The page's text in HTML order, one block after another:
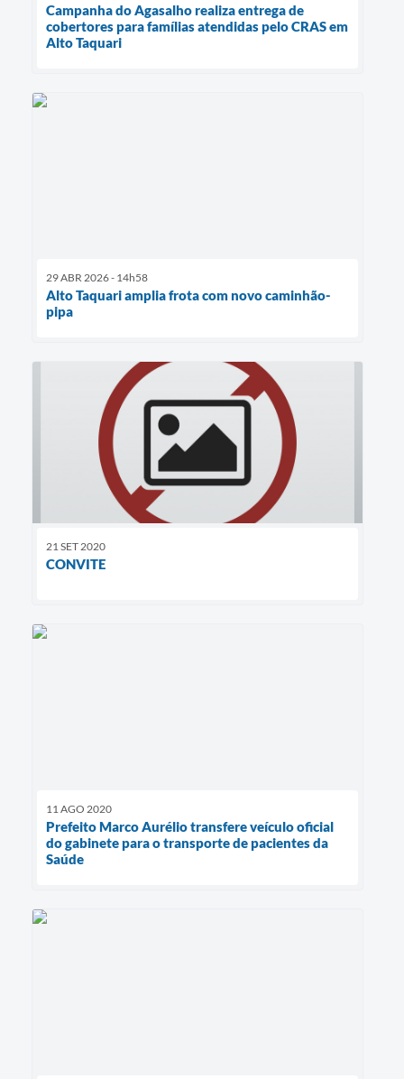
Campanha do Agasalho realiza entrega de
cobertores para famílias atendidas pelo CRAS em
Alto Taquari
29 ABR 2026 - 14h58
Alto Taquari amplia frota com novo caminhão-
pipa
21 SET 2020
CONVITE
11 AGO 2020
Prefeito Marco Aurélio transfere veículo oficial
do gabinete para o transporte de pacientes da
Saúde